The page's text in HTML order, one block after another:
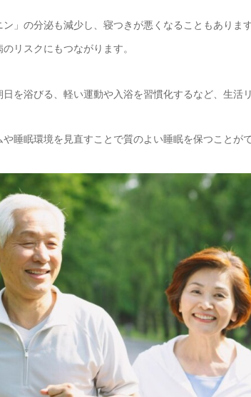
」の分泌も減少し、寝つきが悪くなることもありま
リスクにもつながります。
を浴びる、軽い運動や入浴を習慣化するなど、生活
睡眠環境を見直すことで質のよい睡眠を保つことがで